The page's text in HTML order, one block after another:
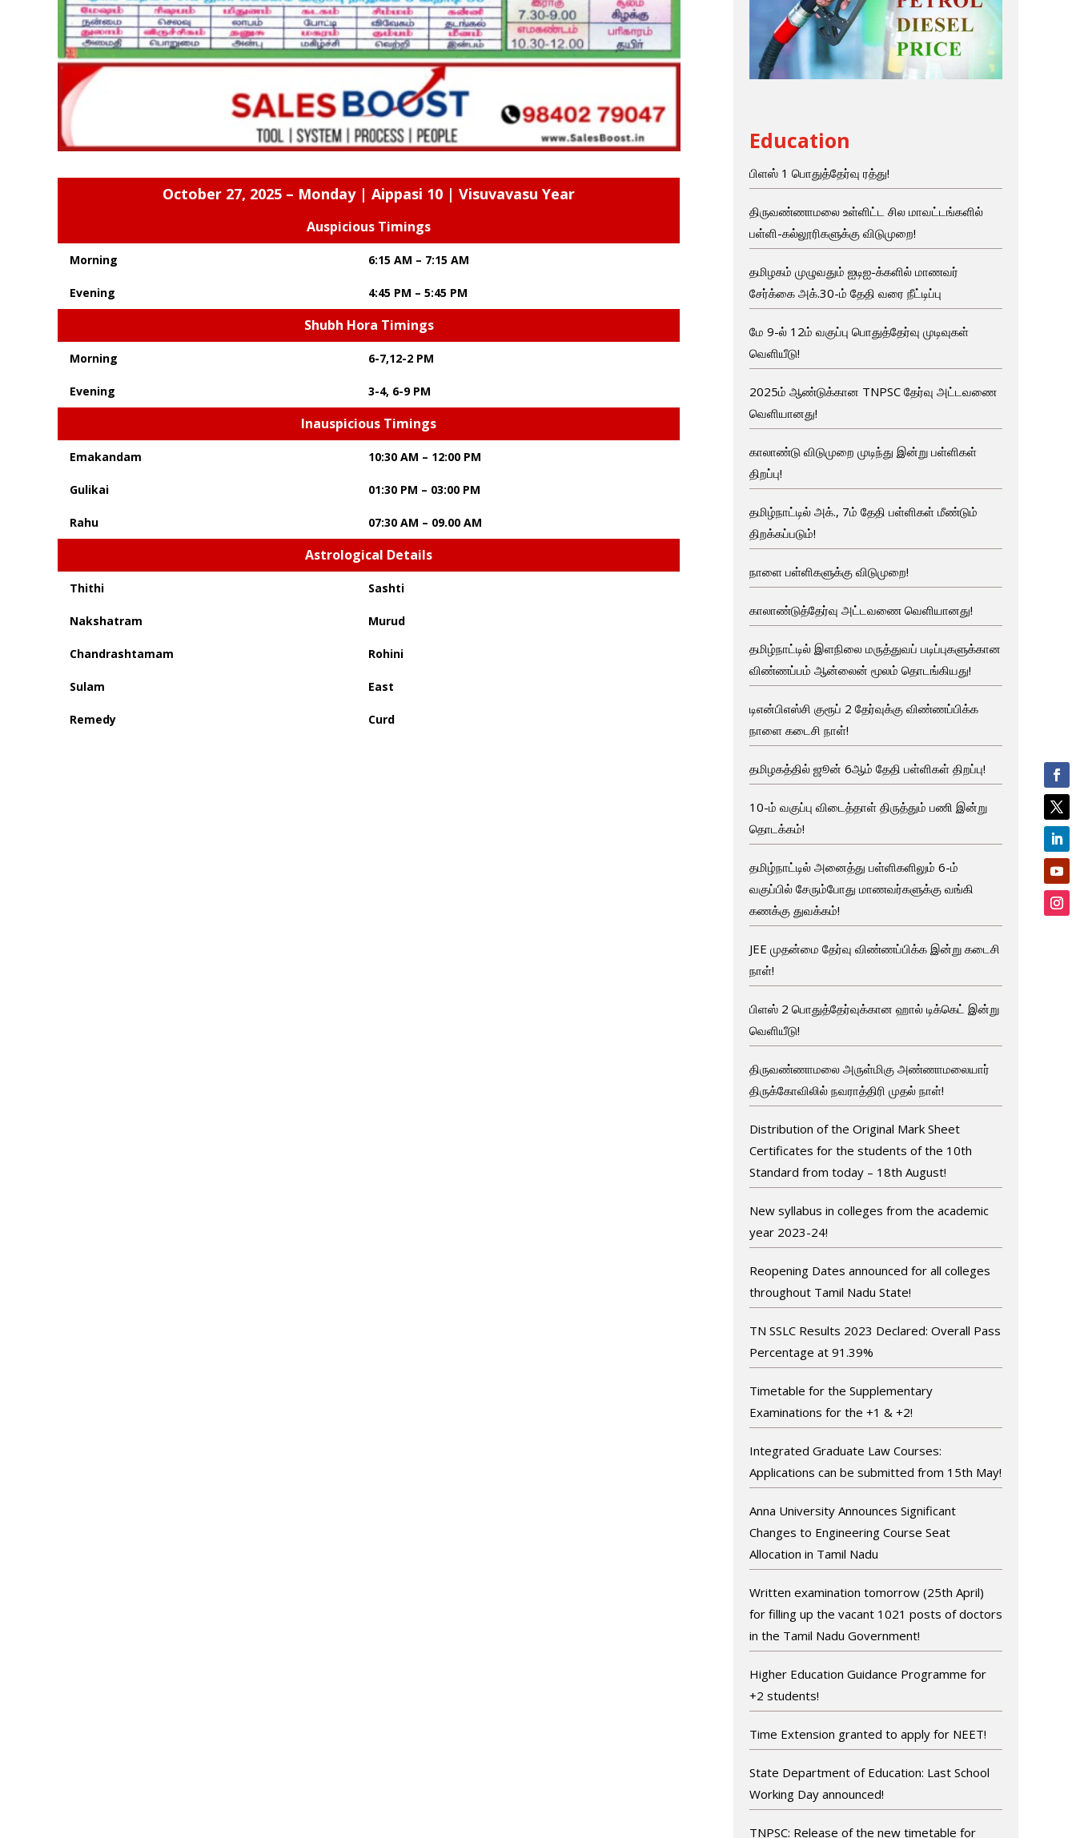
October 27, 2025 – Monday | Aippasi 10 | Visuvavasu Year
Auspicious Timings
Morning 6:15 AM – 7:15 AM
Evening 4:45 PM – 5:45 PM
Shubh Hora Timings
Morning 6-7,12-2 PM
Evening 3-4, 6-9 PM
Inauspicious Timings
Emakandam 10:30 AM – 12:00 PM
Gulikai 01:30 PM – 03:00 PM
Rahu 07:30 AM – 09.00 AM
Astrological Details
Thithi Sashti
Nakshatram Murud
Chandrashtamam Rohini
Sulam East
Remedy Curd
Education
பிளஸ் 1 பொதுத்தேர்வு ரத்து!
திருவண்ணாமலை உள்ளிட்ட சில மாவட்டங்களில்
பள்ளி-கல்லூரிகளுக்கு விடுமுறை!
தமிழகம் முழுவதும் ஐடிஐ-க்களில் மாணவர்
சேர்க்கை அக்.30-ம் தேதி வரை நீட்டிப்பு
மே 9-ல் 12ம் வகுப்பு பொதுத்தேர்வு முடிவுகள்
வெளியீடு!
2025ம் ஆண்டுக்கான TNPSC தேர்வு அட்டவணை
வெளியானது!
காலாண்டு விடுமுறை முடிந்து இன்று பள்ளிகள்
திறப்பு!
தமிழ்நாட்டில் அக்., 7ம் தேதி பள்ளிகள் மீண்டும்
திறக்கப்படும்!
நாளை பள்ளிகளுக்கு விடுமுறை!
காலாண்டுத்தேர்வு அட்டவணை வெளியானது!
தமிழ்நாட்டில் இளநிலை மருத்துவப் படிப்புகளுக்கான
விண்ணப்பம் ஆன்லைன் மூலம் தொடங்கியது!
டிஎன்பிஎஸ்சி குரூப் 2 தேர்வுக்கு விண்ணப்பிக்க
நாளை கடைசி நாள்!
தமிழகத்தில் ஜூன் 6ஆம் தேதி பள்ளிகள் திறப்பு!
10-ம் வகுப்பு விடைத்தாள் திருத்தும் பணி இன்று
தொடக்கம்!
தமிழ்நாட்டில் அனைத்து பள்ளிகளிலும் 6-ம்
வகுப்பில் சேரும்போது மாணவர்களுக்கு வங்கி
கணக்கு துவக்கம்!
JEE முதன்மை தேர்வு விண்ணப்பிக்க இன்று கடைசி
நாள்!
பிளஸ் 2 பொதுத்தேர்வுக்கான ஹால் டிக்கெட் இன்று
வெளியீடு!
திருவண்ணாமலை அருள்மிகு அண்ணாமலையார்
திருக்கோவிலில் நவராத்திரி முதல் நாள்!
Distribution of the Original Mark Sheet
Certificates for the students of the 10th
Standard from today – 18th August!
New syllabus in colleges from the academic
year 2023-24!
Reopening Dates announced for all colleges
throughout Tamil Nadu State!
TN SSLC Results 2023 Declared: Overall Pass
Percentage at 91.39%
Timetable for the Supplementary
Examinations for the +1 & +2!
Integrated Graduate Law Courses:
Applications can be submitted from 15th May!
Anna University Announces Significant
Changes to Engineering Course Seat
Allocation in Tamil Nadu
Written examination tomorrow (25th April)
for filling up the vacant 1021 posts of doctors
in the Tamil Nadu Government!
Higher Education Guidance Programme for
+2 students!
Time Extension granted to apply for NEET!
State Department of Education: Last School
Working Day announced!
TNPSC: Release of the new timetable for